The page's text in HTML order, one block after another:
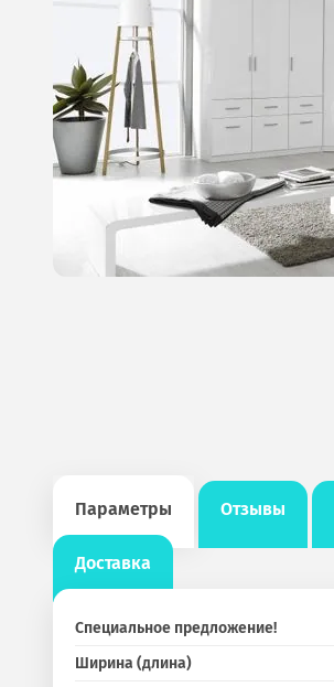
Параметры Отзывы
Доставка
Специальное предложение!
Ширина (длина)